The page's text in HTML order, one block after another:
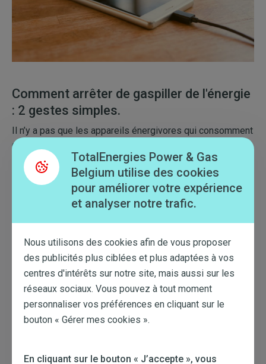
Comment arrêter de gaspiller de l'énergie
: 2 gestes simples.
Il n’y a pas que les appareils énergivores qui consomment
de l’énergie. Il y a aussi certains gestes que l’on ne fait
pas par facilité..
Débranchez vos chargeurs.
Saviez-vous qu’un chargeur qui reste branché, même s’il
insignifiant, car la consommation de ces chargeurs n’est
pas grande. Sauf que pour les plus connectés d’entre
nous, ce n’est généralement pas qu’un chargeur qui reste
branché, mais bien une panoplie pour l’ensemble de nos
objets connectés.
TotalEnergies Power & Gas
Belgium utilise des cookies
pour améliorer votre expérience
et analyser notre trafic.
Nous utilisons des cookies afin de vous proposer
des publicités plus ciblées et plus adaptées à vos
centres d'intérêts sur notre site, mais aussi sur les
réseaux sociaux. Vous pouvez à tout moment
personnaliser vos préférences en cliquant sur le
bouton « Gérer mes cookies ».
En cliquant sur le bouton « J’accepte », vous